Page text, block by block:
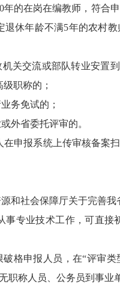
年的在岗在编教师，符合
退休年龄不满5年的农村
关交流或部队转业安置
职称的；
务免试的；
外省委托评审的。
在申报系统上传审核备案
和社会保障厅关于完善
事专业技术工作，可直
格申报人员，在“评审
职称人员、公务员到事